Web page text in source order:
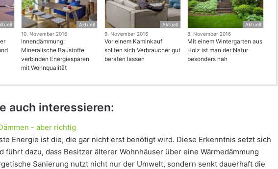
Aktuell
10. November 2016
Innendämmung:
Mineralische Baustoffe
verbinden Energiesparen
mit Wohnqualität
Aktuell
9. November 2016
Vor einem Kaminkauf
sollten sich Verbraucher gut
beraten lassen
Aktuell
8. November 2016
Mit einem Wintergarten aus
Holz ist man der Natur
besonders nah
auch interessieren:
- aber richtig
Energie ist die, die gar nicht erst benötigt wird. Diese Erkenntnis setzt sich
führt dazu, dass Besitzer älterer Wohnhäuser über eine Wärmedämmung
Sanierung nutzt nicht nur der Umwelt, sondern senkt dauerhaft die